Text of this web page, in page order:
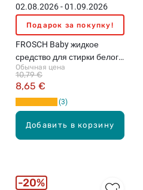
Добавить в корзину
02.08.2026 - 01.09.2026
Подарок за покупку!
FROSCH Baby жидкое
средство для стирки белого
и цветного белья, 1500мл
Обычная цена
8,65 €
10,79 €
3
20%